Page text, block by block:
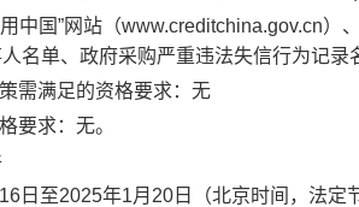
中国”网站（www.creditchina.gov.cn）
名单、政府采购严重违法失信行为记录
需满足的资格要求： 无
要求： 无。
16 日至2025年1月 20 日
（北京时间，法定